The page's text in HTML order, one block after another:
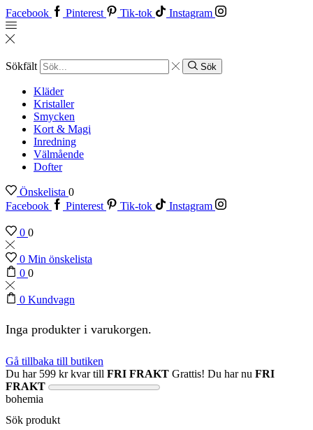
Facebook Pinterest Tik-tok Instagram
Sökfält Sök
Kläder
Kristaller
Smycken
Kort & Magi
Inredning
Välmående
Dofter
Önskelista 0
Facebook
Pinterest Tik-tok Instagram
0 0
0 Min önskelista
0 0
0 Kundvagn
Inga produkter i varukorgen.
Gå tillbaka till butiken
Du har 599 krkvar till FRI FRAKT Grattis! Du har nu FRI
FRAKT
bohemia
Sök produkt